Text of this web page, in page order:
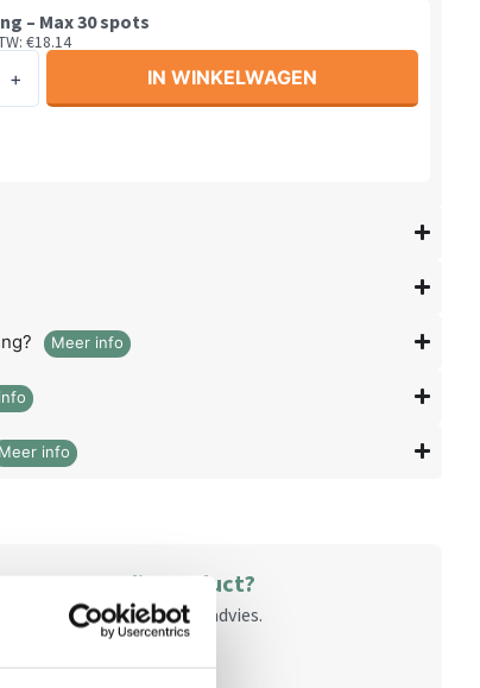
– Max 30 spots
€18.14
+ IN WINKELWAGEN
Meer info
Meer info
over dit product?
direct persoonlijk advies.